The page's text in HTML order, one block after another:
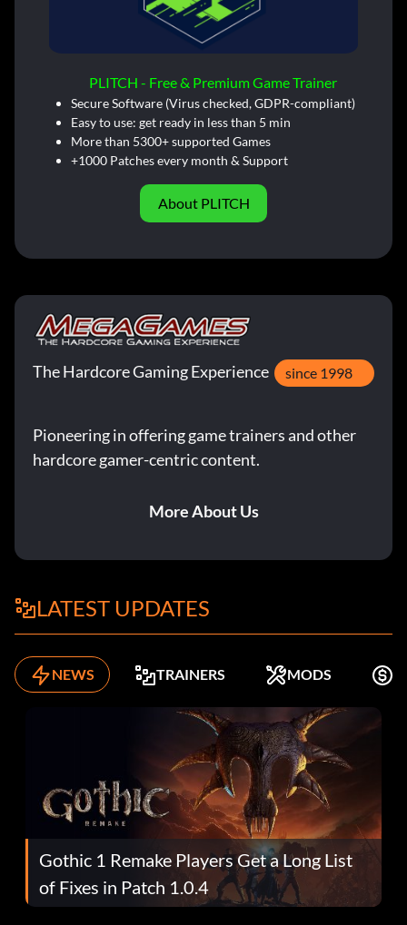
PLITCH - Free & Premium Game Trainer
Secure Software (Virus checked, GDPR-compliant)
Easy to use: get ready in less than 5 min
More than 5300+ supported Games
+1000 Patches every month & Support
About PLITCH
The Hardcore Gaming Experience since 1998
Pioneering in offering game trainers and other
hardcore gamer-centric content.
More About Us
LATEST UPDATES
NEWS TRAINERS MODS
Gothic 1 Remake Players Get a Long List
of Fixes in Patch 1.0.4